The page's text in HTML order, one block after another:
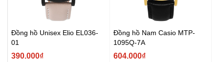
Đồng hồ Unisex Elio EL036-
01
390.000₫
Đồng hồ Nam Casio MTP-
1095Q-7A
604.000₫